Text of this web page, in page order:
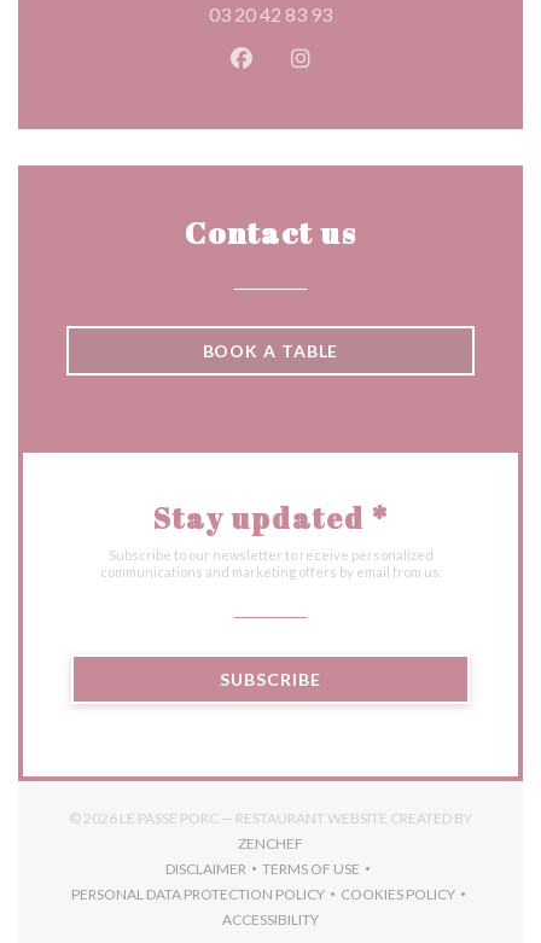
03 20 42 83 93
Facebook ((opens in a new
Instagram ((opens in a
Contact us
BOOK A TABLE
Stay updated *
Subscribe to our newsletter to receive personalized
communications and marketing offers by email from us.
SUBSCRIBE
© 2026 LE PASSE PORC — RESTAURANT WEBSITE CREATED BY
ZENCHEF
DISCLAIMER
((OPENS IN A NEW WINDOW))
TERMS OF USE
((OPENS IN A NEW WINDOW))
PERSONAL DATA PROTECTION POLICY
((OPENS IN A NEW WINDOW))
COOKIES POLICY
((OPENS IN A NEW
ACCESSIBILITY
((OPENS IN A NEW WINDOW))